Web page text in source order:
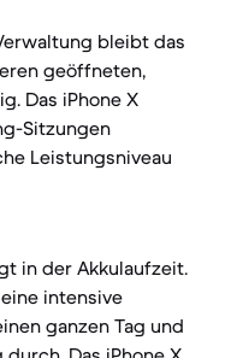
bleibt das
geöffneten,
Das iPhone X
Sitzungen
Leistungsniveau
in der Akkulaufzeit.
eine intensive
ganzen Tag und